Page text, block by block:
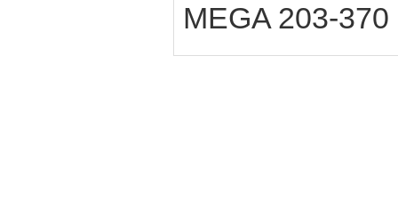
MEGA 203-370